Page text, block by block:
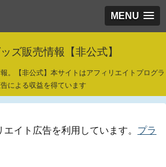
MENU
ズ販売情報【非公式】
。【非公式】本サイトはアフィリエイトプログラ
による収益を得ています
イト広告を利用しています。 プラ